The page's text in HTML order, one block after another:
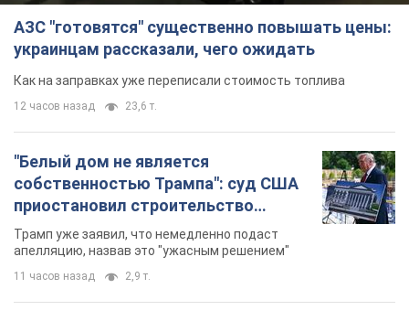
АЗС "готовятся" существенно повышать цены:
украинцам рассказали, чего ожидать
Как на заправках уже переписали стоимость топлива
12 часов назад 23,6 т.
"Белый дом не является
собственностью Трампа": суд США
приостановил строительство
бального зала стоимостью 400 млн
долларов
Трамп уже заявил, что немедленно подаст
апелляцию, назвав это "ужасным решением"
11 часов назад 2,9 т.